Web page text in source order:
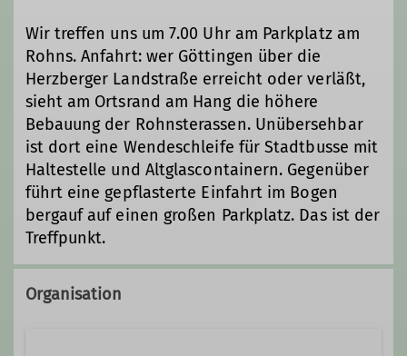
Wir treffen uns um 7.00 Uhr am Parkplatz am
Rohns. Anfahrt: wer Göttingen über die
Herzberger Landstraße erreicht oder verläßt,
sieht am Ortsrand am Hang die höhere
Bebauung der Rohnsterassen. Unübersehbar
ist dort eine Wendeschleife für Stadtbusse mit
Haltestelle und Altglascontainern. Gegenüber
führt eine gepflasterte Einfahrt im Bogen
bergauf auf einen großen Parkplatz. Das ist der
Treffpunkt.
Organisation